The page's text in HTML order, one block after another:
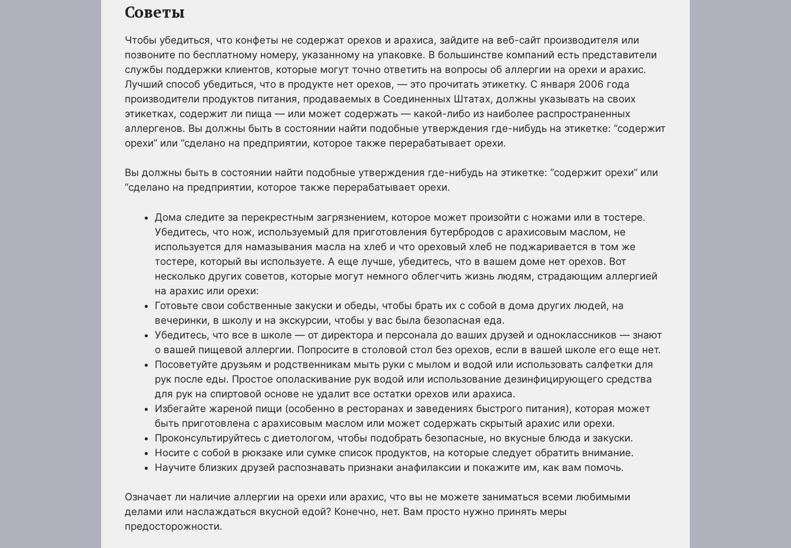
Советы
Чтобы убедиться, что конфеты не содержат орехов и арахиса, зайдите на веб-сайт производителя или
позвоните по бесплатному номеру, указанному на упаковке. В большинстве компаний есть представители
службы поддержки клиентов, которые могут точно ответить на вопросы об аллергии на орехи и арахис.
Лучший способ убедиться, что в продукте нет орехов, — это прочитать этикетку. С января 2006 года
производители продуктов питания, продаваемых в Соединенных Штатах, должны указывать на своих
этикетках, содержит ли пища — или может содержать — какой-либо из наиболее распространенных
аллергенов. Вы должны быть в состоянии найти подобные утверждения где-нибудь на этикетке: “содержит
орехи” или “сделано на предприятии, которое также перерабатывает орехи.
Вы должны быть в состоянии найти подобные утверждения где-нибудь на этикетке: “содержит орехи” или
“сделано на предприятии, которое также перерабатывает орехи.
Дома следите за перекрестным загрязнением, которое может произойти с ножами или в тостере.
Убедитесь, что нож, используемый для приготовления бутербродов с арахисовым маслом, не
используется для намазывания масла на хлеб и что ореховый хлеб не поджаривается в том же
тостере, который вы используете. А еще лучше, убедитесь, что в вашем доме нет орехов. Вот
несколько других советов, которые могут немного облегчить жизнь людям, страдающим аллергией
на арахис или орехи:
Готовьте свои собственные закуски и обеды, чтобы брать их с собой в дома других людей, на
вечеринки, в школу и на экскурсии, чтобы у вас была безопасная еда.
Убедитесь, что все в школе — от директора и персонала до ваших друзей и одноклассников — знают
о вашей пищевой аллергии. Попросите в столовой стол без орехов, если в вашей школе его еще нет.
Посоветуйте друзьям и родственникам мыть руки с мылом и водой или использовать салфетки для
рук после еды. Простое ополаскивание рук водой или использование дезинфицирующего средства
для рук на спиртовой основе не удалит все остатки орехов или арахиса.
Избегайте жареной пищи (особенно в ресторанах и заведениях быстрого питания), которая может
быть приготовлена с арахисовым маслом или может содержать скрытый арахис или орехи.
Проконсультируйтесь с диетологом, чтобы подобрать безопасные, но вкусные блюда и закуски.
Носите с собой в рюкзаке или сумке список продуктов, на которые следует обратить внимание.
Научите близких друзей распознавать признаки анафилаксии и покажите им, как вам помочь.
Означает ли наличие аллергии на орехи или арахис, что вы не можете заниматься всеми любимыми
делами или наслаждаться вкусной едой? Конечно, нет. Вам просто нужно принять меры
предосторожности.